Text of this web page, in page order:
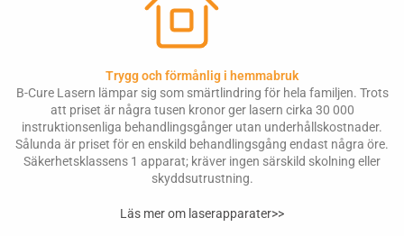
Trygg och förmånlig i hemmabruk
B-Cure Lasern lämpar sig som smärtlindring för hela familjen. Trots
att priset är några tusen kronor ger lasern cirka 30 000
instruktionsenliga behandlingsgånger utan underhållskostnader.
Sålunda är priset för en enskild behandlingsgång endast några öre.
Säkerhetsklassens 1 apparat; kräver ingen särskild skolning eller
skyddsutrustning.
Läs mer om laserapparater>>